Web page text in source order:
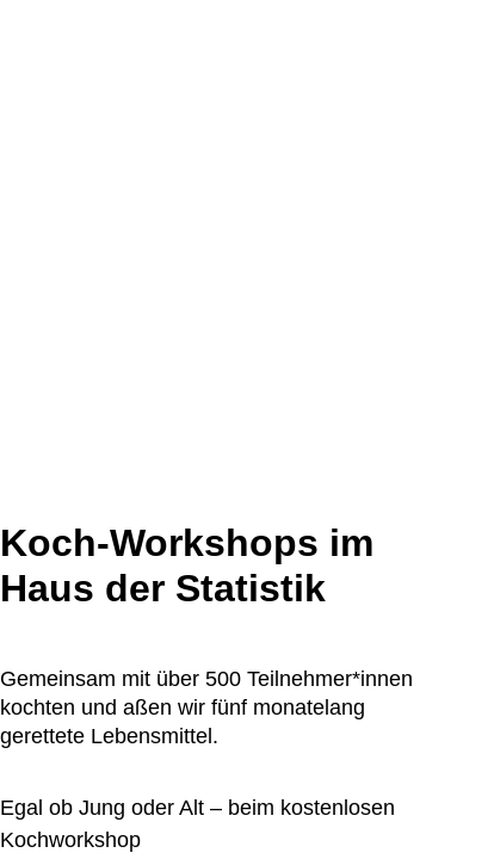
Koch-Workshops im
Haus der Statistik
Gemeinsam mit über 500 Teilnehmer*innen
kochten und aßen wir fünf monatelang
gerettete Lebensmittel​.
Egal ob Jung oder Alt – beim kostenlosen
Kochworkshop